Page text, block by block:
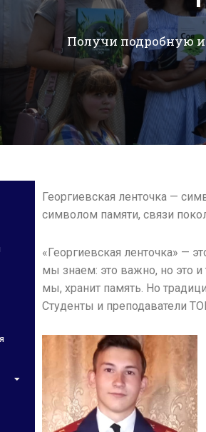
Георгиевская ленточка —
символом памяти, связи
«Георгиевская ленточка» —
мы знаем: это важно, но это
мы, хранит память. Но
Студенты и преподаватели